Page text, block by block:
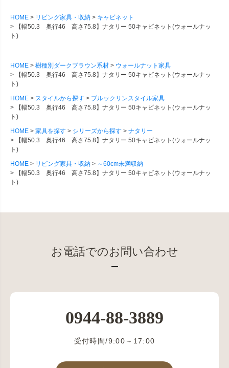
HOME リビング家具・収納
キャビネット
【幅50.3 奥行46 高さ75.8】ナタリー 50キャビネット(ウォールナッ
ト)
HOME 樹種別ダークブラウン系材
ウォールナット家具
【幅50.3 奥行46 高さ75.8】ナタリー 50キャビネット(ウォールナッ
ト)
HOME
スタイルから探す
ブルックリンスタイル家具
【幅50.3 奥行46 高さ75.8】ナタリー 50キャビネット(ウォールナッ
ト)
HOME
家具を探す シリーズから探す
ナタリー
【幅50.3 奥行46 高さ75.8】ナタリー 50キャビネット(ウォールナッ
ト)
HOME
リビング家具・収納
～60cm未満収納
【幅50.3 奥行46 高さ75.8】ナタリー 50キャビネット(ウォールナッ
ト)
お電話でのお問い合わせ
0944-88-3889
受付時間/9:00～17:00